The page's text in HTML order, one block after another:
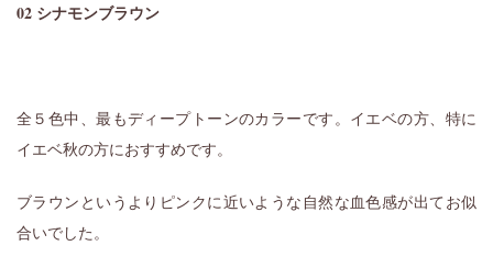
02 シナモンブラウン
全５色中、最もディープトーンのカラーです。イエベの方、特に
イエベ秋の方におすすめです。
ブラウンというよりピンクに近いような自然な血色感が出てお似
合いでした。